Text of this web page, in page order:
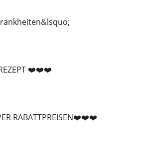
❤️❤️❤️
RABATTPREISEN❤️❤️❤️